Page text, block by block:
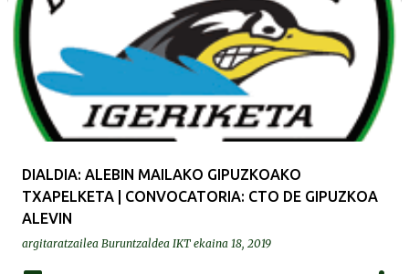
DIALDIA: ALEBIN MAILAKO GIPUZKOAKO
TXAPELKETA | CONVOCATORIA: CTO DE GIPUZKOA
ALEVIN
argitaratzailea Buruntzaldea IKT ekaina 18, 2019